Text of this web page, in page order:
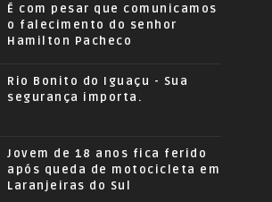
É com pesar que comunicamos
o falecimento do senhor
Hamilton Pacheco
Rio Bonito do Iguaçu - Sua
segurança importa.
Jovem de 18 anos fica ferido
após queda de motocicleta em
Laranjeiras do Sul